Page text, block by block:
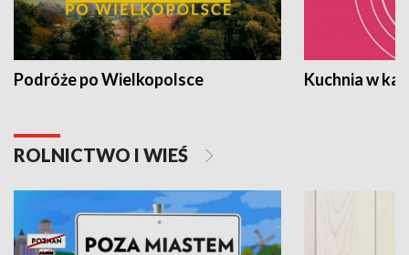
Podróże po Wielkopolsce Kuchnia w
ROLNICTWO I WIEŚ